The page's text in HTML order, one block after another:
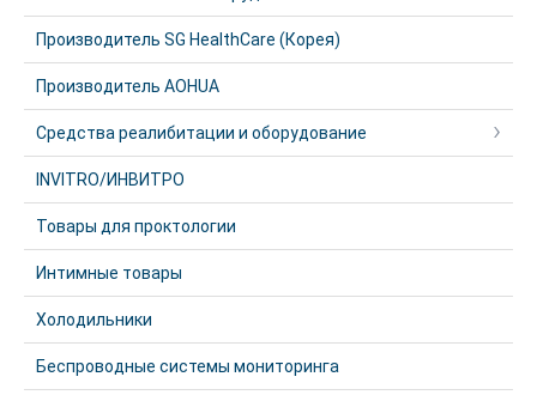
Производитель SG HealthCare (Корея)
Производитель AOHUA
Средства реалибитации и оборудование
INVITRO/ИНВИТРО
Товары для проктологии
Интимные товары
Холодильники
Беспроводные системы мониторинга